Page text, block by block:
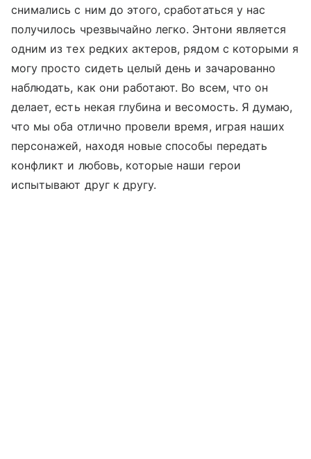
снимались с ним до этого, сработаться у нас
получилось чрезвычайно легко. Энтони является
одним из тех редких актеров, рядом с которыми я
могу просто сидеть целый день и зачарованно
наблюдать, как они работают. Во всем, что он
делает, есть некая глубина и весомость. Я думаю,
что мы оба отлично провели время, играя наших
персонажей, находя новые способы передать
конфликт и любовь, которые наши герои
испытывают друг к другу.